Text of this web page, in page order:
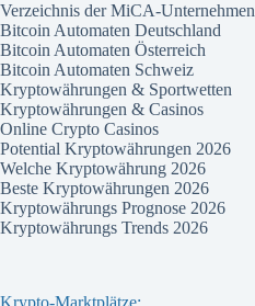
Verzeichnis der MiCA-Unternehmen
Bitcoin Automaten Deutschland
Bitcoin Automaten Österreich
Bitcoin Automaten Schweiz
Kryptowährungen & Sportwetten
Kryptowährungen & Casinos
Online Crypto Casinos
Potential Kryptowährungen 2026
Welche Kryptowährung 2026
Beste Kryptowährungen 2026
Kryptowährungs Prognose 2026
Kryptowährungs Trends 2026